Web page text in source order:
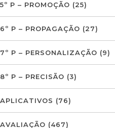
5º P – PROMOÇÃO (25)
6º P – PROPAGAÇÃO (27)
7º P – PERSONALIZAÇÃO (9)
8º P – PRECISÃO (3)
APLICATIVOS (76)
AVALIAÇÃO (467)